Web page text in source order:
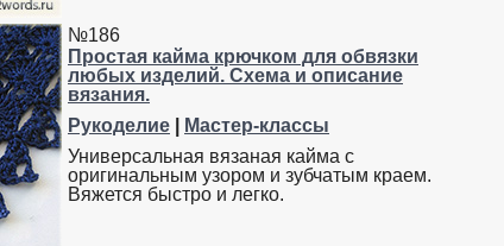
№186
Простая кайма крючком для обвязки
любых изделий. Схема и описание
вязания.
Рукоделие
Мастер-классы
Универсальная вязаная кайма с
оригинальным узором и зубчатым краем.
Вяжется быстро и легко.